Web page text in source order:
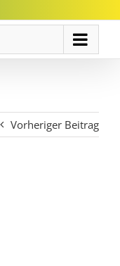
Vorheriger Beitrag